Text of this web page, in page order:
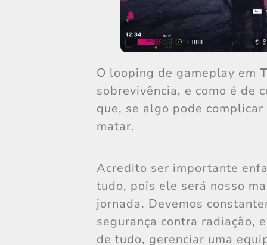
O looping de gameplay em
sobrevivência, e como é de
que, se algo pode
matar.
Acredito ser importante
tudo, pois ele será nosso
jornada. Devemos
segurança contra radiação,
de tudo, gerenciar uma